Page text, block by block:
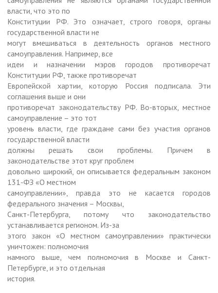
власти, что это по
Конституции РФ. Это означает, строго говоря, органы
государственной власти не
могут вмешиваться в деятельность органов местного
самоуправления. Например, все
идеи и назначении мэров городов противоречат
Конституции РФ, также противоречат
Европейской хартии, которую Россия подписала. Эти
соглашения выше и они
противоречат законодательству РФ. Во-вторых, местное
самоуправление – это тот
уровень власти, где граждане сами без участия органов
государственной власти
должны решать свои проблемы. Причем в
законодательстве этот круг проблем
довольно широкий, он описывается федеральным законом
131-ФЗ «О местном
самоуправлении», правда это не касается городов
федерального значения – Москвы,
Санкт-Петербурга, потому что законодательство
устанавливается регионом. Из-за
этого закон «О местном самоуправлении» практически
уничтожен: полномочия
намного выше, чем полномочия в Москве и Санкт-
Петербурге, и это отдельная
история.